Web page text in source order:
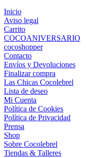
Inicio
Aviso legal
Carrito
COCOANIVERSARIO
cocoshopper
Contacto
Envíos y Devoluciones
Finalizar compra
Las Chicas Cocolebrel
Lista de deseo
Mi Cuenta
Política de Cookies
Política de Privacidad
Prensa
Shop
Sobre Cocolebrel
Tiendas & Talleres